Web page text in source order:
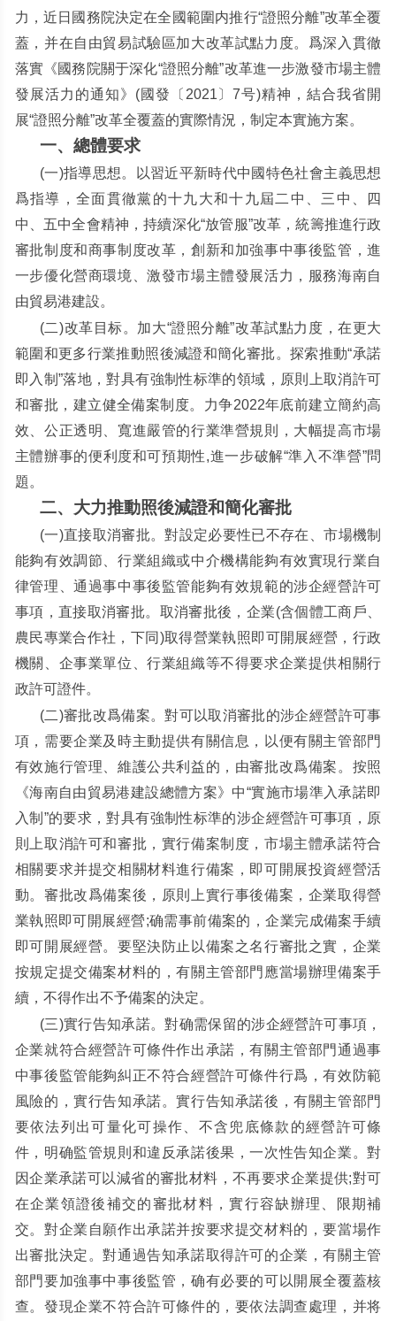
力，近日國務院決定在全國範圍内推行“證照分離”改革全覆
蓋，并在自由貿易試驗區加大改革試點力度。爲深入貫徹
落實《國務院關于深化“證照分離”改革進一步激發市場主體
發展活力的通知》 (國發〔 2021 〕7号)精神，結合我省開
展“證照分離”改革全覆蓋的實際情況，制定本實施方案。
一、總體要求
(一)指導思想。以習近平新時代中國特色社會主義思想
爲指導，全面貫徹黨的十九大和十九屆二中、三中、四
中、五中全會精神，持續深化“放管服”改革，統籌推進行政
審批制度和商事制度改革，創新和加強事中事後監管，進
一步優化營商環境、激發市場主體發展活力，服務海南自
由貿易港建設。
(二)改革目标。加大“證照分離”改革試點力度，在更大
範圍和更多行業推動照後減證和簡化審批。探索推動“承諾
即入制 ”落地，對具有強制性标準的領域，原則上取消許可
和審批，建立健全備案制度。力争2022年底前建立簡約高
效、公正透明、寬進嚴管的行業準營規則，大幅提高市場
主體辦事的便利度和可預期性,進一步破解“準入不準營”問
題。
二、大力推動照後減證和簡化審批
(一)直接取消審批。對設定必要性已不存在、市場機制
能夠有效調節、行業組織或中介機構能夠有效實現行業自
律管理、通過事中事後監管能夠有效規範的涉企經營許可
事項，直接取消審批。取消審批後，企業(含個體工商戶、
農民專業合作社，下同 )取得營業執照即可開展經營，行政
機關、企事業單位、行業組織等不得要求企業提供相關行
政許可證件。
(二)審批改爲備案。對可以取消審批的涉企經營許可事
項，需要企業及時主動提供有關信息，以便有關主管部門
有效施行管理、維護公共利益的，由審批改爲備案。按照
《海南自由貿易港建設總體方案》中“實施市場準入承諾即
入制 ”的要求，對具有強制性标準的涉企經營許可事項，原
則上取消許可和審批，實行備案制度，市場主體承諾符合
相關要求并提交相關材料進行備案，即可開展投資經營活
動。審批改爲備案後，原則上實行事後備案，企業取得營
業執照即可開展經營;确需事前備案的，企業完成備案手續
即可開展經營。要堅決防止以備案之名行審批之實，企業
按規定提交備案材料的，有關主管部門應當場辦理備案手
續，不得作出不予備案的決定。
(三)實行告知承諾。對确需保留的涉企經營許可事項，
企業就符合經營許可條件作出承諾，有關主管部門通過事
中事後監管能夠糾正不符合經營許可條件行爲，有效防範
風險的，實行告知承諾。實行告知承諾後，有關主管部門
要依法列出可量化可操作、不含兜底條款的經營許可條
件，明确監管規則和違反承諾後果，一次性告知企業。對
因企業承諾可以減省的審批材料，不再要求企業提供;對可
在企業領證後補交的審批材料，實行容缺辦理、限期補
交。對企業自願作出承諾并按要求提交材料的，要當場作
出審批決定。對通過告知承諾取得許可的企業，有關主管
部門要加強事中事後監管，确有必要的可以開展全覆蓋核
查。發現企業不符合許可條件的，要依法調查處理，并将